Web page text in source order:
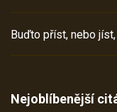
Buďto příst, nebo
Nejoblíbenější